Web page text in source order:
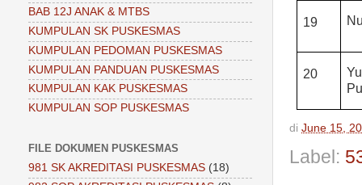
19
20
di June 15,
Label:
BAB 12J ANAK & MTBS
KUMPULAN SK PUSKESMAS
KUMPULAN PEDOMAN PUSKESMAS
KUMPULAN PANDUAN PUSKESMAS
KUMPULAN KAK PUSKESMAS
KUMPULAN SOP PUSKESMAS
FILE DOKUMEN PUSKESMAS
981 SK AKREDITASI PUSKESMAS (18)